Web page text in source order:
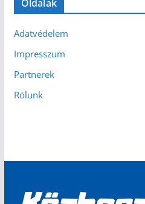
Oldalak
Adatvédelem
Impresszum
Partnerek
Rólunk